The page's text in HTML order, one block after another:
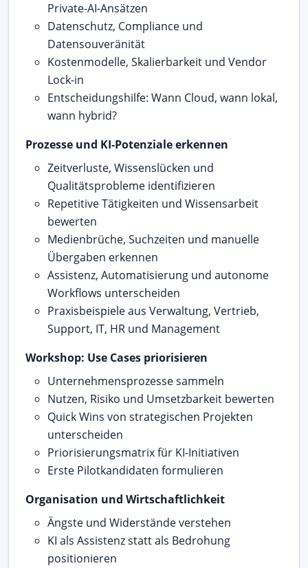
Private-AI-Ansätzen
Datenschutz, Compliance und
Datensouveränität
Kostenmodelle, Skalierbarkeit und Vendor
Lock-in
Entscheidungshilfe: Wann Cloud, wann lokal,
wann hybrid?
Prozesse und KI-Potenziale erkennen
Zeitverluste, Wissenslücken und
Qualitätsprobleme identifizieren
Repetitive Tätigkeiten und Wissensarbeit
bewerten
Medienbrüche, Suchzeiten und manuelle
Übergaben erkennen
Assistenz, Automatisierung und autonome
Workflows unterscheiden
Praxisbeispiele aus Verwaltung, Vertrieb,
Support, IT, HR und Management
Workshop: Use Cases priorisieren
Unternehmensprozesse sammeln
Nutzen, Risiko und Umsetzbarkeit bewerten
Quick Wins von strategischen Projekten
unterscheiden
Priorisierungsmatrix für KI-Initiativen
Erste Pilotkandidaten formulieren
Organisation und Wirtschaftlichkeit
Ängste und Widerstände verstehen
KI als Assistenz statt als Bedrohung
positionieren